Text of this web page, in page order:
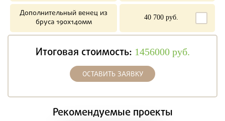
Дополнительный венец из
бруса 190х140мм
40 700 руб.
Итоговая стоимость: 1456000 руб.
ОСТАВИТЬ ЗАЯВКУ
Рекомендуемые проекты